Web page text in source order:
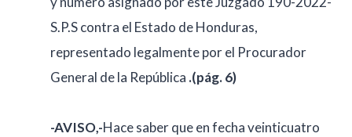
S.P.S contra el Estado de Honduras,
representado legalmente por el Procurador
General de la República .(pág. 6)
-AVISO,-Hace saber que en fecha veinticuatro